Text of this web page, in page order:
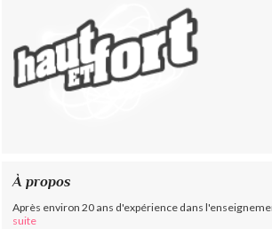
À propos
Après environ 20 ans d'expérience dans
suite